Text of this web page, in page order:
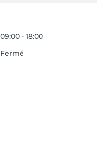
09:00 - 18:00
Fermé